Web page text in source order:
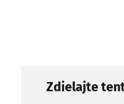
Zdielajte